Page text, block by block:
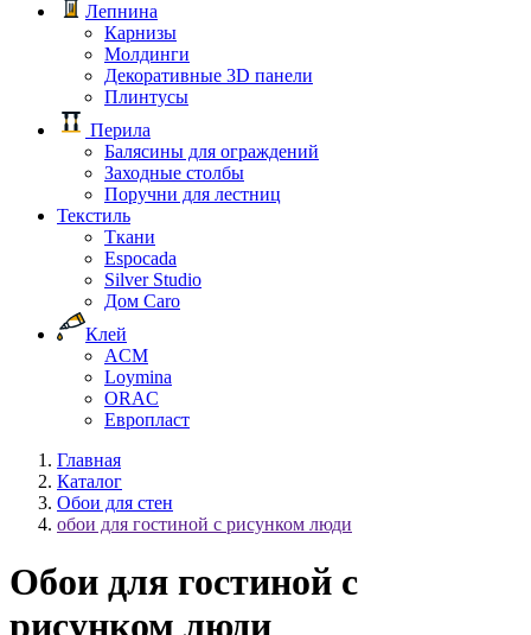
Лепнина
Карнизы
Молдинги
Декоративные 3D панели
Плинтусы
Перила
Балясины для ограждений
Заходные столбы
Поручни для лестниц
Текстиль
Ткани
Espocada
Silver Studio
Дом Caro
Клей
ACM
Loymina
ORAC
Европласт
Главная
Каталог
Обои для стен
обои для гостиной с рисунком люди
Обои для гостиной с
рисунком люди